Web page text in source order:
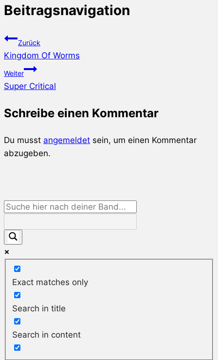
Beitragsnavigation
Zurück
Kingdom Of Worms
Weiter
Super Critical
Schreibe einen Kommentar
Du musst angemeldet sein, um einen Kommentar
abzugeben.
Exact matches only
Search in title
Search in content